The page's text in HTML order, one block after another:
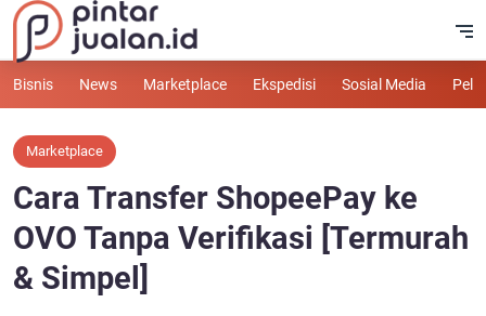
Bisnis News Marketplace Ekspedisi Sosial Media
Marketplace
Cara Transfer ShopeePay ke
OVO Tanpa Verifikasi [Termurah
& Simpel]